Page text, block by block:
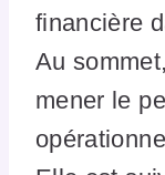
financière
Au
mener le